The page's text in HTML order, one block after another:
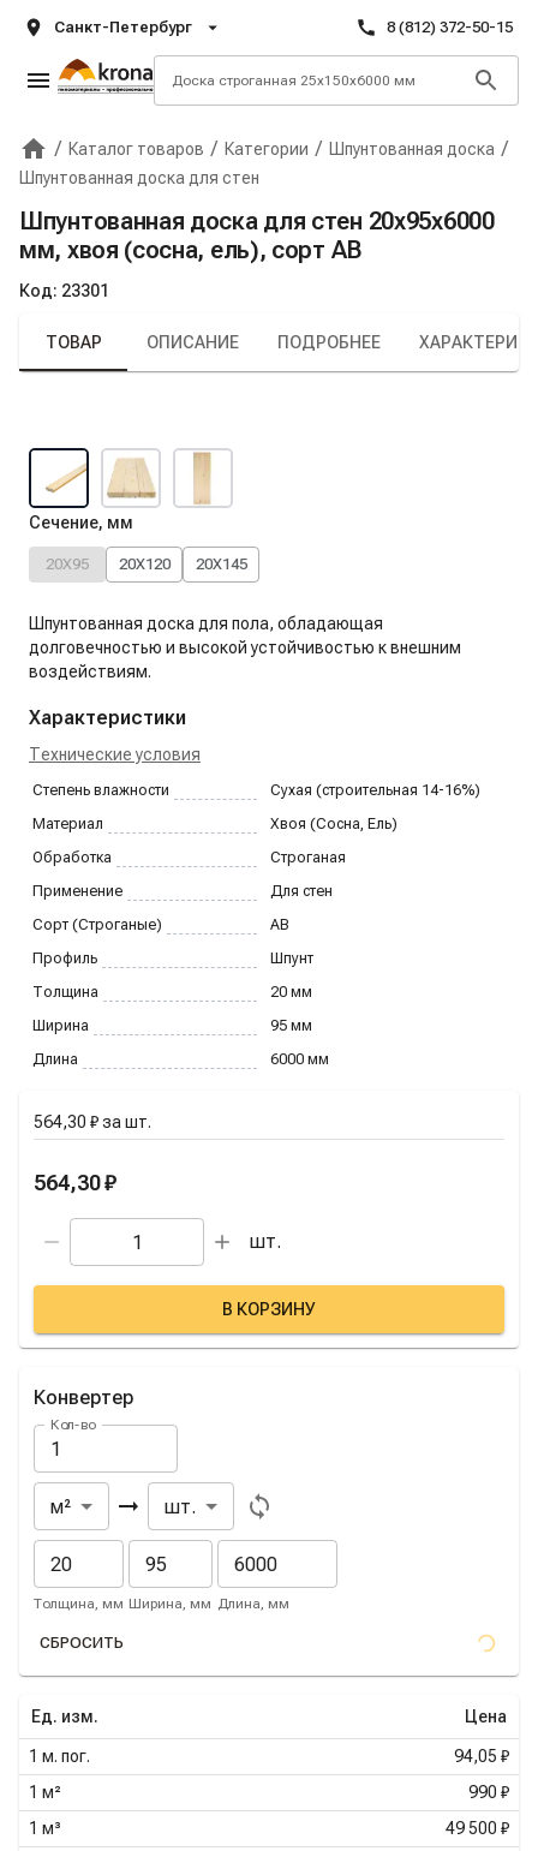
Санкт-Петербург 8 (812) 372-50-15
Главная
/ Каталог товаров / Категории / Шпунтованная доска /
Шпунтованная доска для стен
Шпунтованная доска для стен 20х95х6000
мм, хвоя (сосна, ель), сорт AB
Код: 23301
Крона
ТОВАР ОПИСАНИЕ ПОДРОБНЕЕ
Сечение, мм
20X95 20X120 20X145
Шпунтованная доска для пола, обладающая
долговечностью и высокой устойчивостью к внешним
воздействиям.
Характеристики
Технические условия
Степень влажности
Сухая (строительная 14-16%)
Материал
Хвоя (Сосна, Ель)
Обработка
Строганая
Применение
Для стен
Сорт (Строганые)
AB
Профиль
Шпунт
Толщина
20 мм
Ширина
95 мм
Длина
6000 мм
564,30 ₽за шт.
564,30 ₽
шт.
В КОРЗИНУ
Конвертер
Кол-во
Из
м²
В
шт.
Толщина, мм Ширина, мм Длина, мм
СБРОСИТЬ
Ед. изм. Цена
1 м. пог.
94,05 ₽
1 м²
990 ₽
1 м³
49 500 ₽